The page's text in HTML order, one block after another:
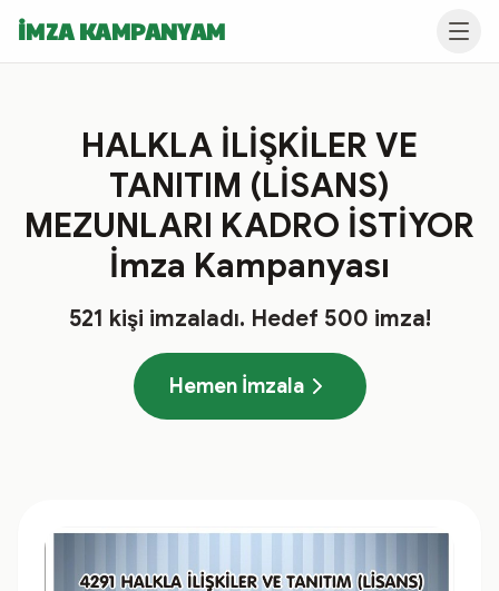
İMZA KAMPANYAM
HALKLA İLİŞKİLER VE
TANITIM (LİSANS)
MEZUNLARI KADRO İSTİYOR
İmza Kampanyası
521 kişi imzaladı. Hedef 500 imza!
Hemen İmzala